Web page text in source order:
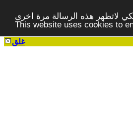
لاتظهر هذه الرسالة مرة اخرى -
This website uses cookies to
غلق